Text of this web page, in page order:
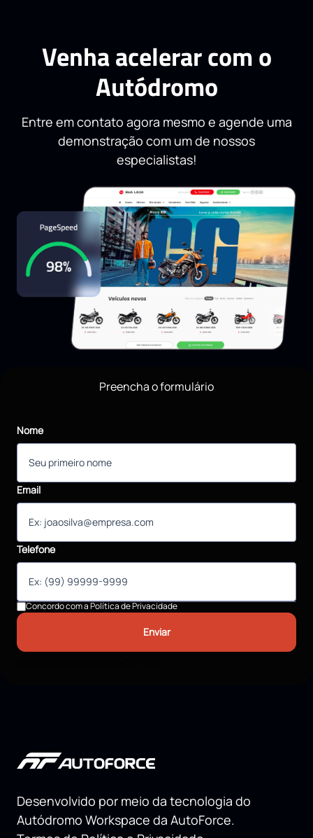
Venha acelerar com o
Autódromo
Entre em contato agora mesmo e agende uma
demonstração com um de nossos
especialistas!
Preencha o formulário
Nome
Email
Telefone
Concordo com aPolítica de Privacidade
Enviar
Desenvolvido por meio da tecnologia do
Autódromo Workspace da AutoForce.